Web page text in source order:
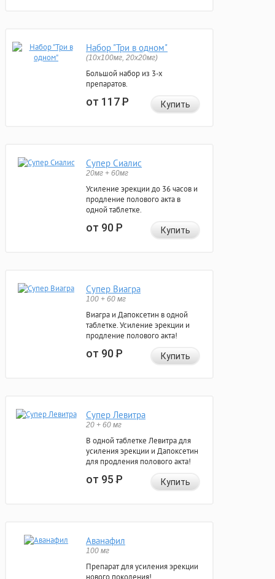
Набор "Три в одном"
(10x100мг, 20x20мг)
Большой набор из 3-х
препаратов.
от 117Р Купить
Супер Сиалис
20мг + 60мг
Усиление эрекции до 36 часов и
продление полового акта в
одной таблетке.
от 90Р Купить
Супер Виагра
100 + 60 мг
Виагра и Дапоксетин в одной
таблетке. Усиление эрекции и
продление полового акта!
от 90Р Купить
Супер Левитра
20 + 60 мг
В одной таблетке Левитра для
усиления эрекции и Дапоксетин
для продления полового акта!
от 95Р Купить
Аванафил
100 мг
Препарат для усиления эрекции